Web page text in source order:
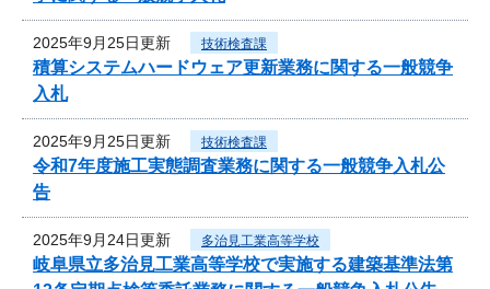
2025年9月25日更新 技術検査課
積算システムハードウェア更新業務に関する一般競争
入札
2025年9月25日更新 技術検査課
令和7年度施工実態調査業務に関する一般競争入札公
告
2025年9月24日更新 多治見工業高等学校
岐阜県立多治見工業高等学校で実施する建築基準法第